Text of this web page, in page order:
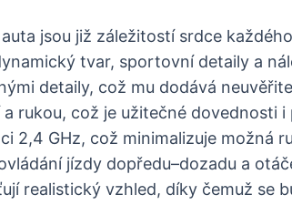
jsou již záležitostí srdce
tvar, sportovní detaily a
detaily, což mu dodává
rukou, což je užitečné dovednosti i
2,4 GHz, což minimalizuje možná
jízdy dopředu–dozadu a
realistický vzhled, díky čemuž